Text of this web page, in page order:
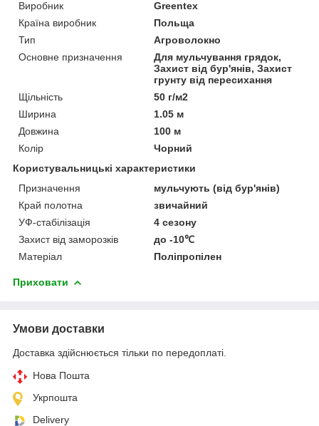
Виробник
Greentex
Країна виробник
Польща
Тип
Агроволокно
Основне призначення
Для мульчування грядок,
Захист від бур'янів, Захист
грунту від пересихання
Щільність
50 г/м2
Ширина
1.05 м
Довжина
100 м
Колір
Чорний
Користувальницькі характеристики
Призначення
мульчують (від бур'янів)
Край полотна
звичайний
УФ-стабілізація
4 сезону
Захист від заморозків
до -10℃
Матеріал
Поліпропілен
Приховати
Умови доставки
Доставка здійснюється тільки по передоплаті.
Нова Пошта
Укрпошта
Delivery